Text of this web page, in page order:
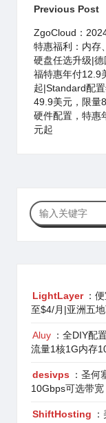
Post
Previous Post
ZgoCloud：
特惠福利：内存
硬盘任选升级|
福特惠年付12.9
起|Standard配
49.9美元，限量
硬件配置，特惠
元起
搜
索
LightLayer ：
至$4/月|亚洲五
Aluy ：全DIY配
流量1核1G内存
desivps
：圣
10Gbps可选带
ShiftHosting